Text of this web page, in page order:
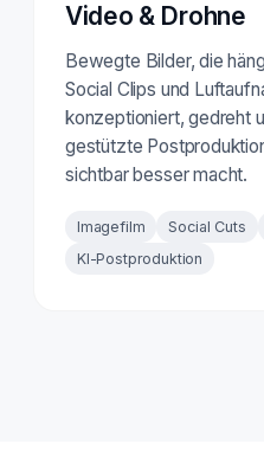
Video & Drohne
Bewegte Bilder, die
Social Clips und
konzeptioniert, gedreht
gestützte
sichtbar besser macht.
Imagefilm Social Cuts
KI-Postproduktion